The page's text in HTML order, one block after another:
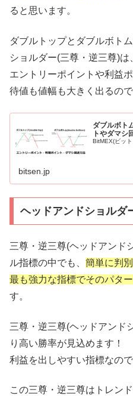
ると思います。
ダブルトップとダブルボト
ショルダー(三尊・逆三尊)は
エントリーポイントや利益
待値も値幅も大きく出るの
ダブルボト
トやダマシ
BitMEX(ビッ
bitsen.jp
ヘッドアンドショルダ
三尊・逆三尊(ヘッドアンド
ル指標の中でも、 簡単に判
最も強力な指標でそのパタ
す。
三尊・逆三尊(ヘッドアンド
り高い勝率が見込めます！
利益を出しやすい指標なの
この三尊・逆三尊はトレン